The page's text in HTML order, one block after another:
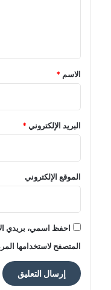
*
الاسم *
البريد الإلكتروني*
الموقع الإلكتروني
احفظ اسمي، بريدي
المتصفح لاستخدامها